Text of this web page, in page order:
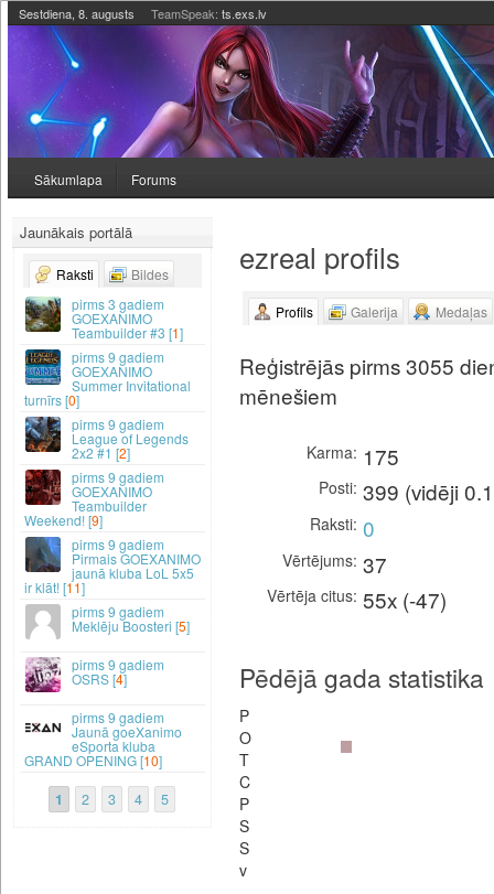
Sestdiena, 8. augusts TeamSpeak: ts.exs.lv
Sākumlapa Forums
ezreal profils
Profils Galerija Medaļas
Reģistrējās pirms 3055
mēnešiem
Karma 175
Posti 399 (vidēji
Raksti 0
Vērtējums 37
Vērtēja citus 55x (-47)
Pēdējā gada statistika
P
O
T
C
P
S
S
v
Jaunākais portālā
Raksti
Bildes
3 gadiem
GOEXANIMO
Teambuilder #3 [1]
9 gadiem
GOEXANIMO
Summer Invitational
turnīrs [0]
9 gadiem
League of Legends
2x2 #1 [2]
9 gadiem
GOEXANIMO
Teambuilder
Weekend! [9]
9 gadiem
Pirmais GOEXANIMO
jaunā kluba LoL 5x5
ir klāt! [11]
9 gadiem
Meklēju Boosteri [5]
9 gadiem
OSRS [4]
9 gadiem
Jaunā goeXanimo
eSporta kluba
GRAND OPENING [10]
1 2 3 4 5